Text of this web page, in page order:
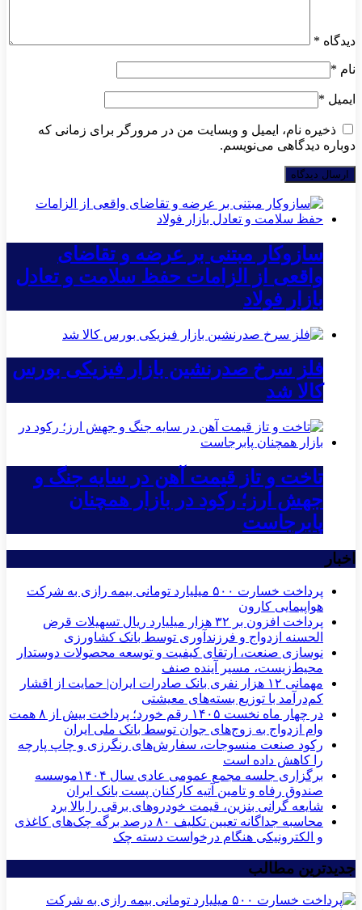
دیدگاه *
نام *
ایمیل *
ذخیره نام، ایمیل و وبسایت من در مرورگر برای زمانی که
دوباره دیدگاهی می‌نویسم.
سازوکار مبتنی بر عرضه و تقاضای
واقعی از الزامات حفظ سلامت و تعادل
بازار فولاد
فلز سرخ صدرنشین بازار فیزیکی بورس
کالا شد
تاخت و تاز قیمت آهن در سایه جنگ و
جهش ارز؛ رکود در بازار همچنان
پابرجاست
اخبار
پرداخت خسارت ۵۰۰ میلیارد تومانی بیمه رازی به شرکت
هواپیمایی کارون
پرداخت افزون بر ۳۲ هزار میلیارد ریال تسهیلات قرض
الحسنه ازدواج و فرزندآوری توسط بانک کشاورزی
نوسازی صنعت، ارتقای کیفیت و توسعه محصولات دوستدار
محیط‌زیست، مسیر آینده صنف
مهمانی ۱۲ هزار نفری بانک صادرات ایران| حمایت از اقشار
کم‌درآمد با توزیع بسته‌های معیشتی
در چهار ماه نخست ۱۴۰۵ رقم خورد؛ پرداخت بیش از ۸ همت
وام ازدواج به زوج‌های جوان توسط بانک ملی ایران
رکود صنعت منسوجات، سفارش‌های رنگرزی و چاپ پارچه
را کاهش داده است
برگزاری جلسه مجمع عمومی عادی سال ۱۴۰۴موسسه
صندوق رفاه و تامین آتیه کارکنان پست بانک ایران
شایعه گرانی بنزین، قیمت خودروهای برقی را بالا برد
محاسبه جداگانه تعیین تکلیف ۸۰ درصد برگه چک‌های کاغذی
و الکترونیکی هنگام درخواست دسته چک
جدیدترین مطالب